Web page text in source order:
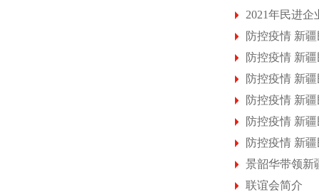
2021年民进
防控疫情 新
防控疫情 新
防控疫情 新
防控疫情 新
防控疫情 新
防控疫情 新
景韶华带领新
联谊会简介